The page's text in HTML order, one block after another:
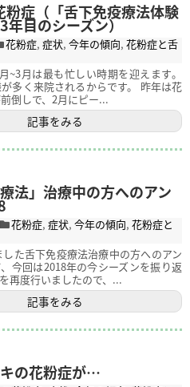
症（「舌下免疫療法体験
年目のシーズン）
花粉症, 症状, 今年の傾向, 花粉症と舌
~3月は最も忙しい時期を迎えます。
多く来院されるからです。 昨年は花
倒しで、2月にピー...
記事をみる
療法」治療中の方へのアン
花粉症, 症状, 今年の傾向, 花粉症と
た舌下免疫療法治療中の方へのアン
今回は2018年の今シーズンを振り返
再度行いましたので、...
記事をみる
の花粉症が…